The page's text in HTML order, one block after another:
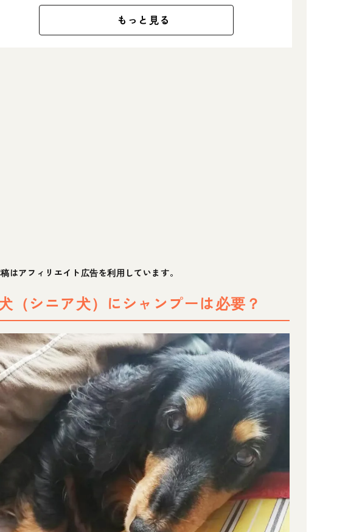
もっと見る
はアフィリエイト広告を利用しています。
（シニア犬）にシャンプーは必要？